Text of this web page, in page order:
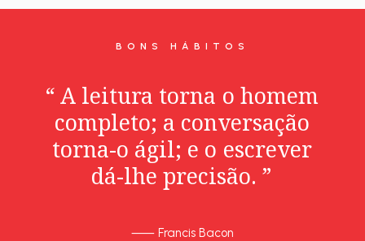
BONS HÁBITOS
“ A leitura torna o homem
completo; a conversação
torna-o ágil; e o escrever
dá-lhe precisão. ”
⸺ Francis Bacon